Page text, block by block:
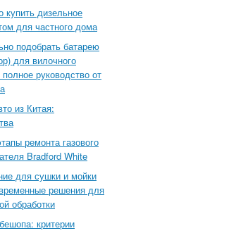
купить дизельное
для частного дома
подобрать батарею
для вилочного
полное руководство от
из Китая:
ремонта газового
Bradford White
для сушки и мойки
решения для
обработки
критерии